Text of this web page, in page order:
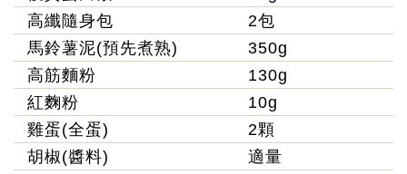
高纖隨身包
2包
馬鈴薯泥(預先煮熟)
350g
高筋麵粉
130g
紅麴粉
10g
雞蛋(全蛋)
2顆
胡椒(醬料)
適量